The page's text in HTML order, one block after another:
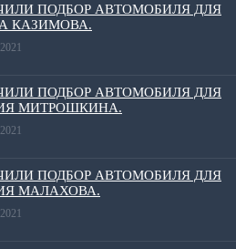
ПОДБОР АВТОМОБИЛЯ ДЛЯ
КАЗИМОВА.
ПОДБОР АВТОМОБИЛЯ ДЛЯ
МИТРОШКИНА.
ПОДБОР АВТОМОБИЛЯ ДЛЯ
МАЛАХОВА.